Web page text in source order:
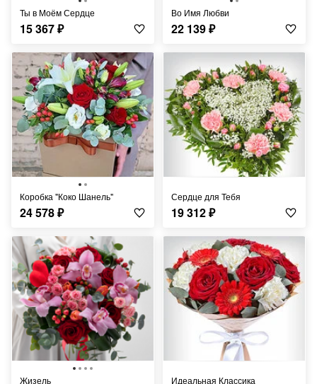
Ты в Моём Сердце
15 367₽
Во Имя Любви
22 139₽
Коробка "Коко Шанель"
24 578₽
Сердце для Тебя
19 312₽
Жизель Идеальная Классика